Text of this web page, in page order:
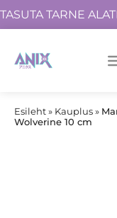
TASUTA TARNE
Esileht» Kauplus»
Wolverine 10 cm